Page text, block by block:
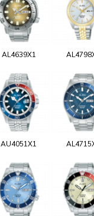
AL4639X1
AU4051X1